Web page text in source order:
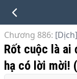
Chương 886:
Rốt cuộc là ai
hạ có lời mời!